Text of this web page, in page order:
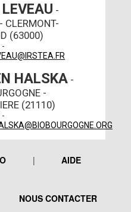
-
CLERMONT-
(63000)
-
HALSKA -
-
(21110)
-
AIDE
NOUS CONTACTER